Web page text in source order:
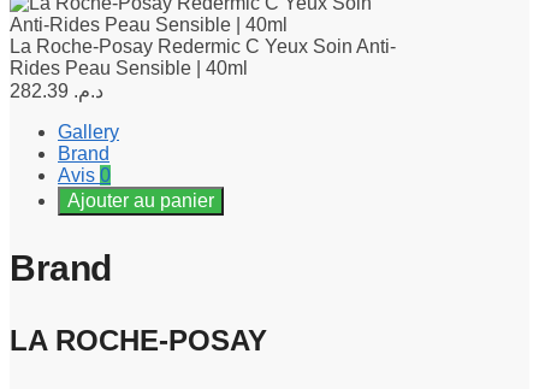
La Roche-Posay Redermic C Yeux Soin Anti-
Rides Peau Sensible | 40ml
د.م.
Gallery
Brand
Avis 0
Ajouter au panier
Brand
LA ROCHE-POSAY